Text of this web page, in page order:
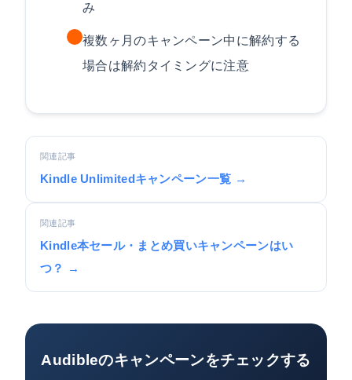
み
複数ヶ月のキャンペーン中に解約する
場合は解約タイミングに注意
関連記事
Kindle Unlimitedキャンペーン一覧 →
関連記事
Kindle本セール・まとめ買いキャンペーンはい
つ？ →
Audibleのキャンペーンをチェックする